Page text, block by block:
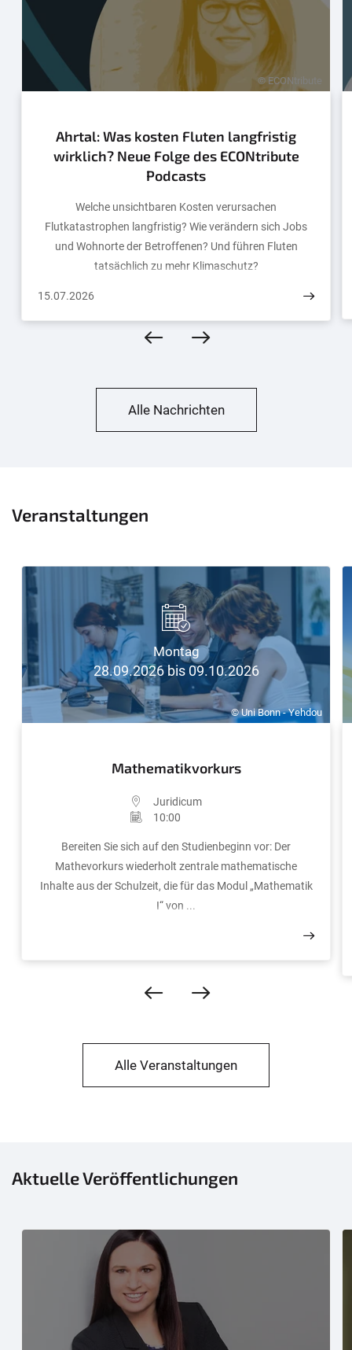
© ECONtribute
Ahrtal: Was kosten Fluten langfristig
wirklich? Neue Folge des ECONtribute
Podcasts
Welche unsichtbaren Kosten verursachen
Flutkatastrophen langfristig? Wie verändern sich Jobs
und Wohnorte der Betroffenen? Und führen Fluten
tatsächlich zu mehr Klimaschutz?
15.07.2026
Alle Nachrichten
Veranstaltungen
© Uni Bonn - Yehdou
Montag
28.09.2026 bis 09.10.2026
Mathematikvorkurs
Juridicum
10:00
Bereiten Sie sich auf den Studienbeginn vor: Der
Mathevorkurs wiederholt zentrale mathematische
Inhalte aus der Schulzeit, die für das Modul „Mathematik
I“ von ...
Alle Veranstaltungen
Aktuelle Veröffentlichungen